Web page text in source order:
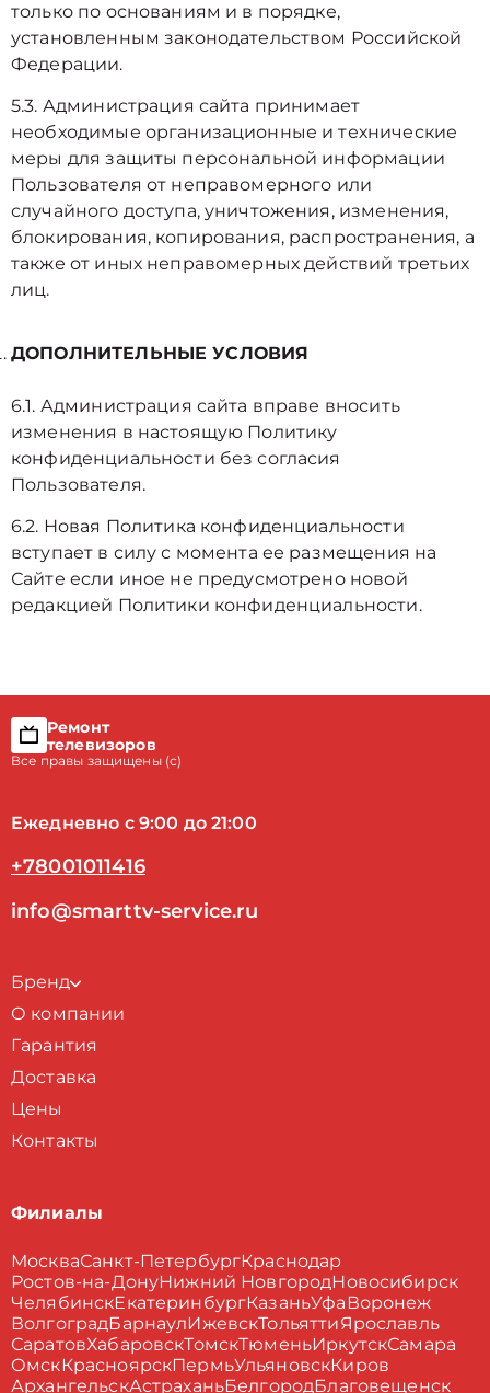
только по основаниям и в порядке,
установленным законодательством Российской
Федерации.
5.3. Администрация сайта принимает
необходимые организационные и технические
меры для защиты персональной информации
Пользователя от неправомерного или
случайного доступа, уничтожения, изменения,
блокирования, копирования, распространения, а
также от иных неправомерных действий третьих
лиц.
ДОПОЛНИТЕЛЬНЫЕ УСЛОВИЯ
6.1. Администрация сайта вправе вносить
изменения в настоящую Политику
конфиденциальности без согласия
Пользователя.
6.2. Новая Политика конфиденциальности
вступает в силу с момента ее размещения на
Сайте если иное не предусмотрено новой
редакцией Политики конфиденциальности.
Ремонт
телевизоров
Все правы защищены (с)
Ежедневно с 9:00 до 21:00
+78001011416
info@smarttv-service.ru
Бренд
О компании
Гарантия
Доставка
Цены
Контакты
Филиалы
МоскваСанкт-ПетербургКраснодар
Ростов-на-ДонуНижний НовгородНовосибирск
ЧелябинскЕкатеринбургКазаньУфа Воронеж
ВолгоградБарнаулИжевскТольяттиЯрославль
СаратовХабаровскТомскТюменьИркутскСамара
ОмскКрасноярскПермьУльяновскКиров
АрхангельскАстраханьБелгородБлаговещенск